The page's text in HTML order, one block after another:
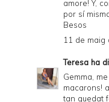
amore! Y,
por sí
Besos
11 de maig
Teresa ha
Gemma,
macarons!
tan quedat